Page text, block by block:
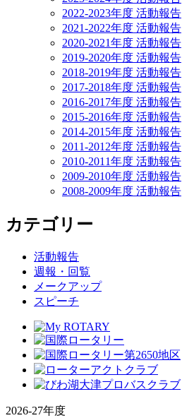
2022-2023年度 活動報告
2021-2022年度 活動報告
2020-2021年度 活動報告
2019-2020年度 活動報告
2018-2019年度 活動報告
2017-2018年度 活動報告
2016-2017年度 活動報告
2015-2016年度 活動報告
2014-2015年度 活動報告
2011-2012年度 活動報告
2010-2011年度 活動報告
2009-2010年度 活動報告
2008-2009年度 活動報告
カテゴリー
活動報告
週報・回覧
メークアップ
スピーチ
2026-27年度